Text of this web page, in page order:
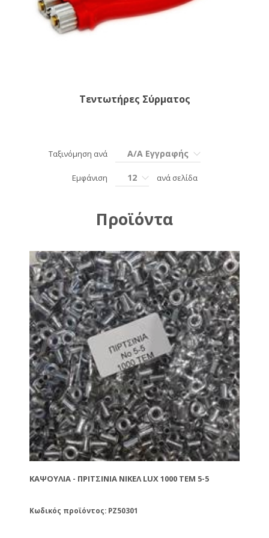
Τεντωτήρες Σύρματος
Ταξινόμηση ανά Α/Α Εγγραφής
Εμφάνιση 12 ανά σελίδα
Προϊόντα
KΑΨΟΎΛΙΑ - ΠΡΙΤΣΊΝΙΑ ΝΙΚΕΛ LUX 1000 ΤΕΜ 5-5
Κωδικός προϊόντος: PZ50301